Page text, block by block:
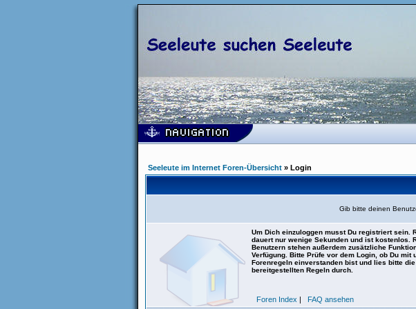
Seeleute im Internet Foren-Übersicht » Login
Gib bitte deinen
Um Dich einzuloggen musst Du registriert sein.
dauert nur wenige Sekunden und ist kostenlos.
Benutzern stehen außerdem zusätzliche
Verfügung. Bitte Prüfe vor dem Login, ob Du mit
Forenregeln einverstanden bist und lies bitte die
bereitgestellten Regeln durch.
Foren Index | FAQ ansehen